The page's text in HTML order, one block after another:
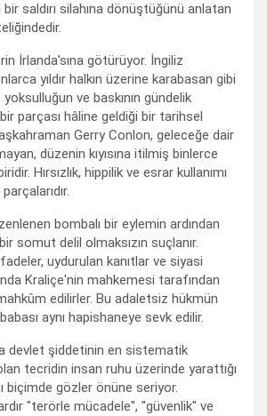
bir saldırı silahına dönüştüğünü anlatan
İrlanda'sına götürüyor. İngiliz
yıldır halkın üzerine karabasan gibi
ve baskının gündelik
parçası hâline geldiği bir tarihsel
Gerry Conlon, geleceğe dair
düzenin kıyısına itilmiş binlerce
Hırsızlık, hippilik ve esrar kullanımı
bombalı bir eylemin ardından
somut delil olmaksızın suçlanır.
uydurulan kanıtlar ve siyasi
Kraliçe'nin mahkemesi tarafından
edilirler. Bu adaletsiz hükmün
aynı hapishaneye sevk edilir.
devlet şiddetinin en sistematik
tecridin insan ruhu üzerinde yarattığı
biçimde gözler önüne seriyor.
"terörle mücadele", "güvenlik" ve